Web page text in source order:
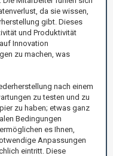
da sie wissen,
gibt. Dieses
und Produktivität
Innovation
zu machen, was
nach einem
zu testen und zu
zu haben; etwas ganz
Bedingungen
es Ihnen,
Anpassungen
eintritt. Diese